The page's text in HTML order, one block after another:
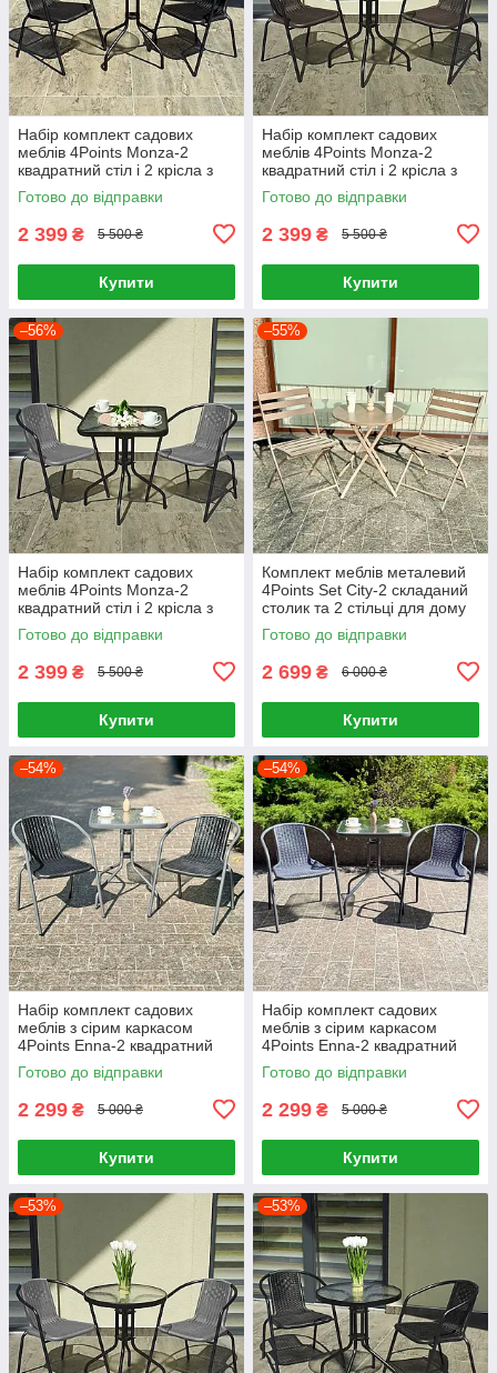
Набір комплект садових
меблів 4Points Monza-2
квадратний стіл і 2 крісла з
ротанга для саду кафе
Чорний
Готово до відправки
2 399 ₴ 5 500 ₴
Купити
Набір комплект садових
меблів 4Points Monza-2
квадратний стіл і 2 крісла з
ротанга для саду кафе
Коричневий
Готово до відправки
2 399 ₴ 5 500 ₴
Купити
–56%
Набір комплект садових
меблів 4Points Monza-2
квадратний стіл і 2 крісла з
ротанга для саду кафе Сірий
Готово до відправки
2 399 ₴ 5 500 ₴
Купити
–55%
Комплект меблів металевий
4Points Set City-2 складаний
столик та 2 стільці для дому
дачі саду балкону тераси
кафе Тауп
Готово до відправки
2 699 ₴ 6 000 ₴
Купити
–54%
Набір комплект садових
меблів з сірим каркасом
4Points Enna-2 квадратний
стіл і 2 крісла з ротанга для
саду кафе Чорний
Готово до відправки
2 299 ₴ 5 000 ₴
Купити
–54%
Набір комплект садових
меблів з сірим каркасом
4Points Enna-2 квадратний
стіл і 2 крісла з ротанга для
саду кафе Сірий
Готово до відправки
2 299 ₴ 5 000 ₴
Купити
–53% –53%